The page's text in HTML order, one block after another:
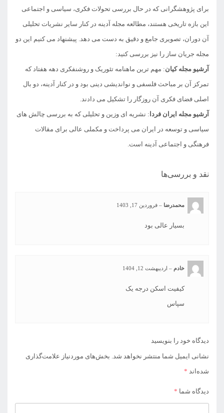
برای پژوهشگرانی که در حال بررسی تحولات فکری، سیاسی و اجتماعی
این بازه تاریخی هستند، مطالعه مجله آدینه در کنار سایر نشریات تحلیلی
آن دوران، تصویری جامع و دقیق به دست می دهد. پیشنهاد می کنیم این دو
مجله جریان ساز را نیز بررسی کنید:
آرشیو مجله کیان: مهم ترین ماهنامه تئوریک و روشنفکری دهه هفتاد که
تمرکز آن بر مباحث فلسفی و نواندیشی دینی بود و در کنار آدینه، دو بال
اصلی فضای فکری آن روزگار را تشکیل می دادند.
آرشیو مجله ایران فردا : نشریه ای وزین و تحلیلی که به بررسی چالش های
سیاسی و توسعه در ایران می پرداخت و مکملی عالی برای مقالات
فرهنگی و اجتماعی آدینه است.
نقد و بررسی‌ها
محمدرضا – فروردین 17, 1403
بسیار عالی بود
خادم – اردیبهشت 12, 1404
کیفیت اسکن درجه یک
سپاس
دیدگاه خود را بنویسید
نشانی ایمیل شما منتشر نخواهد شد. بخش‌های موردنیاز علامت‌گذاری
شده‌اند *
دیدگاه شما *